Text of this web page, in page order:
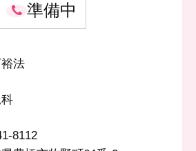
準備中
法
8112